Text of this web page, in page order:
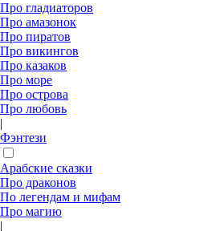
Про гладиаторов
Про амазонок
Про пиратов
Про викингов
Про казаков
Про море
Про острова
Про любовь
|
Фэнтези
Арабские сказки
Про драконов
По легендам и мифам
Про магию
|